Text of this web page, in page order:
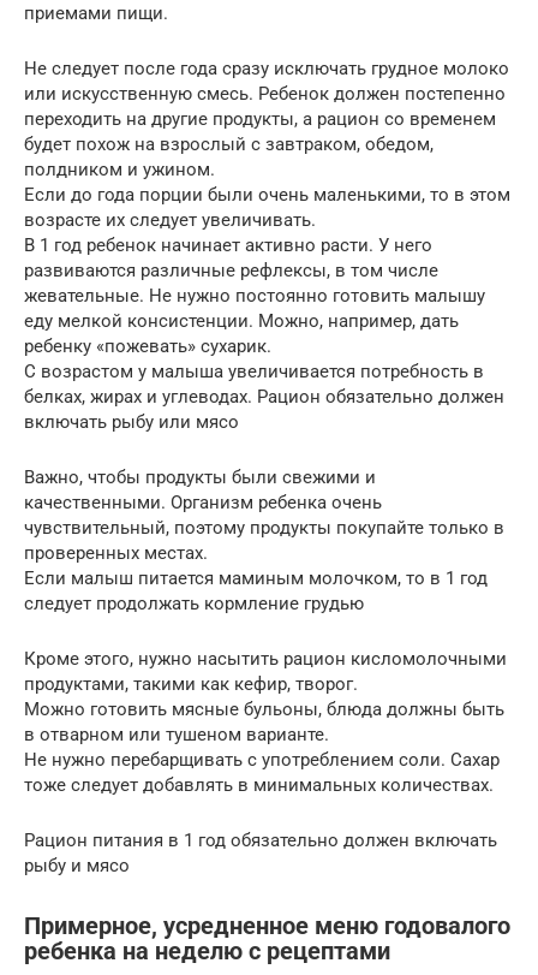
приемами пищи.
Не следует после года сразу исключать грудное молоко
или искусственную смесь. Ребенок должен постепенно
переходить на другие продукты, а рацион со временем
будет похож на взрослый с завтраком, обедом,
полдником и ужином.
Если до года порции были очень маленькими, то в этом
возрасте их следует увеличивать.
В 1 год ребенок начинает активно расти. У него
развиваются различные рефлексы, в том числе
жевательные. Не нужно постоянно готовить малышу
еду мелкой консистенции. Можно, например, дать
ребенку «пожевать» сухарик.
С возрастом у малыша увеличивается потребность в
белках, жирах и углеводах. Рацион обязательно должен
включать рыбу или мясо
Важно, чтобы продукты были свежими и
качественными. Организм ребенка очень
чувствительный, поэтому продукты покупайте только в
проверенных местах.
Если малыш питается маминым молочком, то в 1 год
следует продолжать кормление грудью
Кроме этого, нужно насытить рацион кисломолочными
продуктами, такими как кефир, творог.
Можно готовить мясные бульоны, блюда должны быть
в отварном или тушеном варианте.
Не нужно перебарщивать с употреблением соли. Сахар
тоже следует добавлять в минимальных количествах.
Рацион питания в 1 год обязательно должен включать
рыбу и мясо
Примерное, усредненное меню годовалого
ребенка на неделю с рецептами